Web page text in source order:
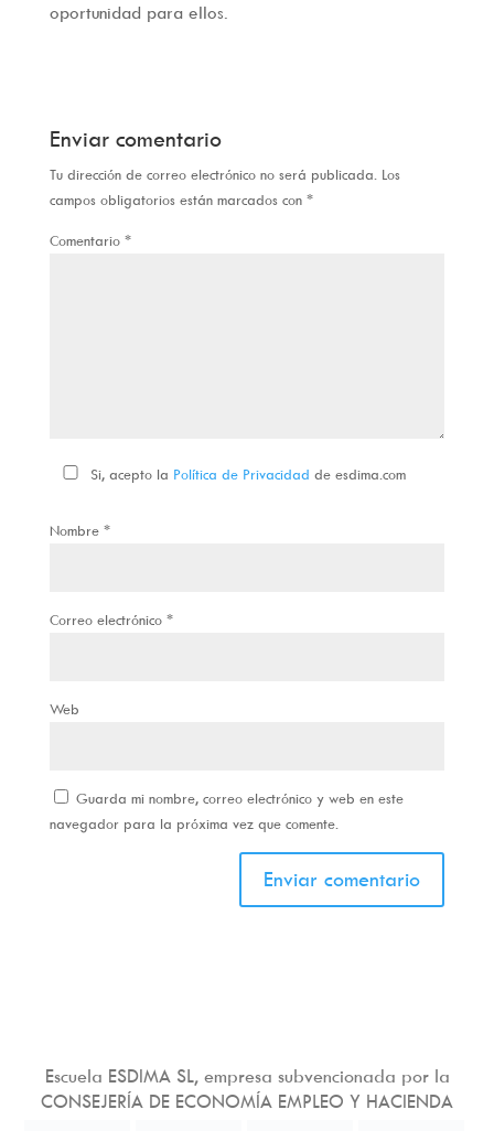
oportunidad para ellos.
Enviar comentario
Tu dirección de correo electrónico no será publicada. Los
campos obligatorios están marcados con *
Comentario *
Si, acepto la Política de Privacidad de esdima.com
Nombre *
Correo electrónico *
Web
Guarda mi nombre, correo electrónico y web en este
navegador para la próxima vez que comente.
Escuela ESDIMA SL, empresa subvencionada por la
CONSEJERÍA DE ECONOMÍA EMPLEO Y HACIENDA